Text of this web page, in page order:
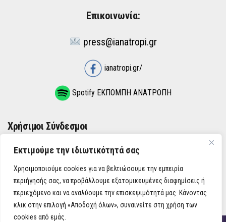
Εκτιμούμε την ιδιωτικότητά σας
Χρησιμοποιούμε cookies για να βελτιώσουμε την εμπειρία
περιήγησής σας, να προβάλλουμε εξατομικευμένες διαφημίσεις ή
περιεχόμενο και να αναλύουμε την επισκεψιμότητά μας. Κάνοντας
κλικ στην επιλογή «Αποδοχή όλων», συναινείτε στη χρήση των
cookies από εμάς.
Επικοινωνία:
press@ianatropi.gr
ianatropi.gr/
Spotify ΕΚΠΟΜΠΗ ΑΝΑΤΡΟΠΗ
Χρήσιμοι Σύνδεσμοι
ΌΡΟΙ ΧΡΉΣΗΣ
ΠΟΛΙΤΙΚΉ ΑΠΟΡΡΉΤΟΥ